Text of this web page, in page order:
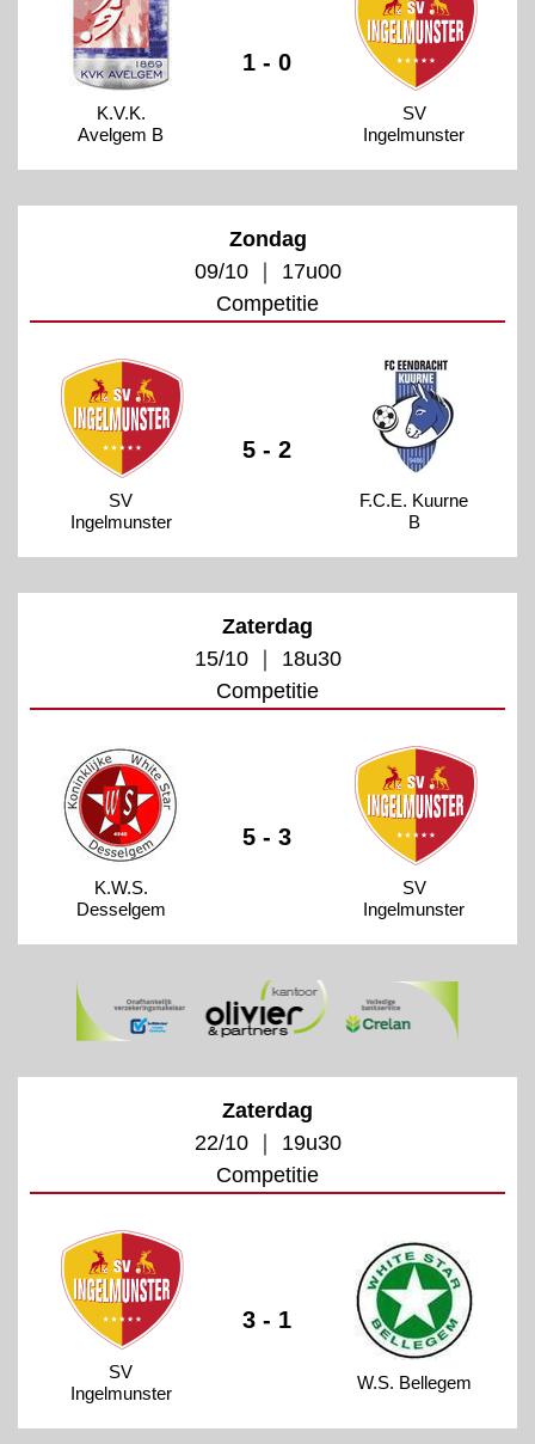
K.V.K.
Avelgem B
1 - 0
SV
Ingelmunster
Zondag
09/10 ｜ 17u00
Competitie
SV
Ingelmunster
5 - 2
F.C.E. Kuurne
B
Zaterdag
15/10 ｜ 18u30
Competitie
K.W.S.
Desselgem
5 - 3
SV
Ingelmunster
Zaterdag
22/10 ｜ 19u30
Competitie
SV
Ingelmunster
3 - 1
W.S. Bellegem